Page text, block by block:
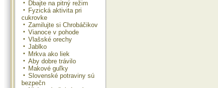
Dbajte na pitný režim
Fyzická aktivita pri
cukrovke
Zamilujte si Chrobáčikov
Vianoce v pohode
Vlašské orechy
Jablko
Mrkva ako liek
Aby dobre trávilo
Makové guľky
Slovenské potraviny sú
bezpečn